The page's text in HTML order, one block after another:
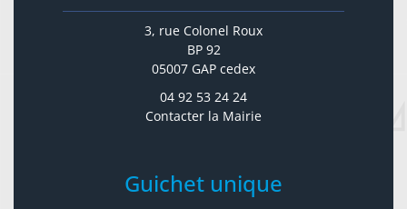
3, rue Colonel Roux
BP 92
05007 GAP cedex
04 92 53 24 24
Contacter la Mairie
Guichet unique